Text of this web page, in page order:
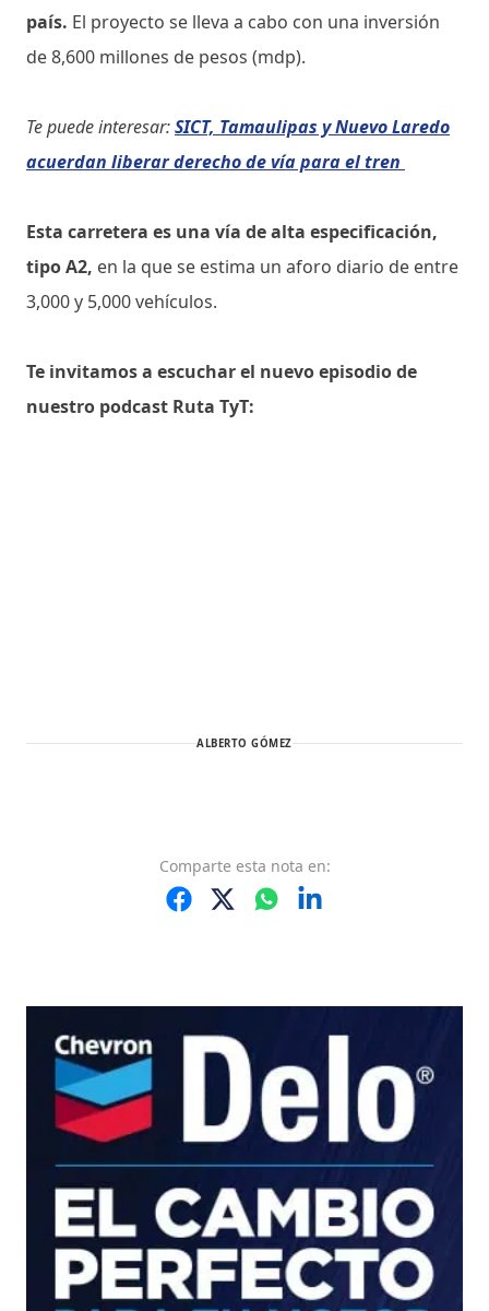
país. El proyecto se lleva a cabo con una inversión
de 8,600 millones de pesos (mdp).
Te puede interesar:SICT, Tamaulipas y Nuevo Laredo
acuerdan liberar derecho de vía para el tren
Esta carretera es una vía de alta especificación,
tipo A2, en la que se estima un aforo diario de entre
3,000 y 5,000 vehículos.
Te invitamos a escuchar el nuevo episodio de
nuestro podcast Ruta TyT:
ALBERTO GÓMEZ
Comparte esta nota en: